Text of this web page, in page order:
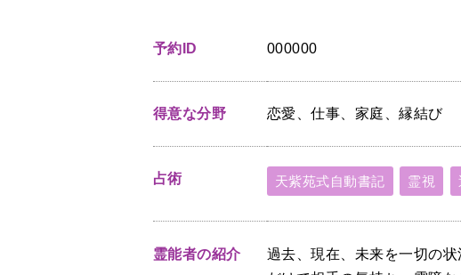
予約ID 000000
得意な分野 恋愛、仕事、家庭、縁結び
占術 天紫苑式自動書記 霊視
霊能者の紹介
過去、現在、未来を一切の